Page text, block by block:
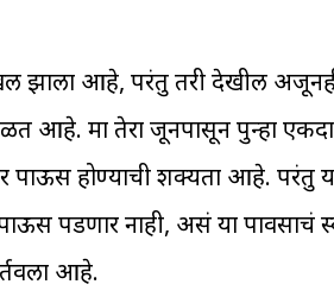
झाला आहे, परंतु तरी देखील
आहे. मात्र तेरा जूनपासून पुन्हा
पाऊस होण्याची शक्यता आहे.
पडणार नाही, असं या
आहे.